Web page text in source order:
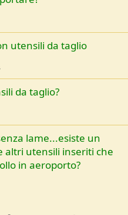
utensili da taglio
da taglio?
lame...esiste un
altri utensili inseriti che
in aeroporto?